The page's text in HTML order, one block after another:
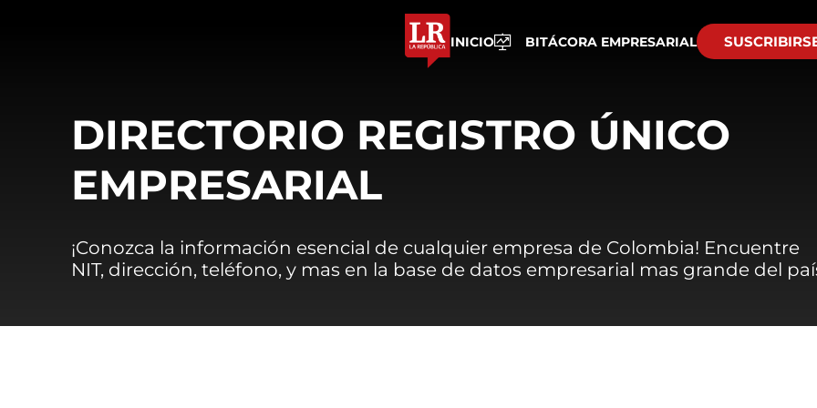
INICIO BITÁCORA EMPRESARIAL
DIRECTORIO REGISTRO ÚNICO
EMPRESARIAL
¡Conozca la información esencial de cualquier empresa de Colombia! Encuentre
NIT, dirección, teléfono, y mas en la base de datos empresarial mas grande del